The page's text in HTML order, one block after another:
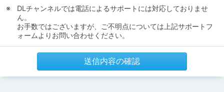
DLチャンネルでは電話によるサポートには対応しておりませ
ん。
お手数ではございますが、ご不明点については上記サポートフ
ォームよりお問い合わせください。
送信内容の確認